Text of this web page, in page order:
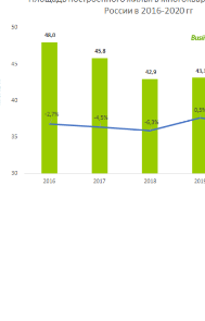
заложенных в
основных методов
Традиционный
и документов и
с применением
наше
проведения Desk